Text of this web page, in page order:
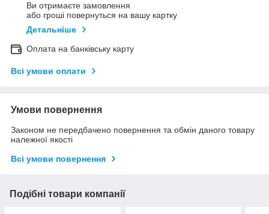
Ви отримаєте замовлення
або гроші повернуться на вашу картку
Детальніше
Оплата на банківську карту
Всі умови оплати
Умови повернення
Законом не передбачено повернення та обмін даного товару
належної якості
Всі умови повернення
Подібні товари компанії